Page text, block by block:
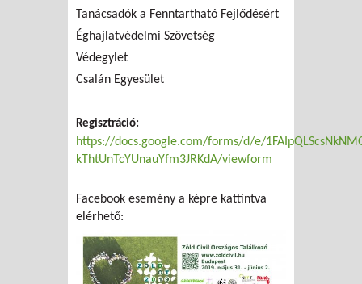
Tanácsadók a Fenntartható Fejlődésért
Éghajlatvédelmi Szövetség
Védegylet
Csalán Egyesület
Regisztráció:
https://docs.google.com/forms/d/e/
kThtUnTcYUnauYfm3JRKdA/viewform
Facebook esemény a képre kattintva
elérhető: